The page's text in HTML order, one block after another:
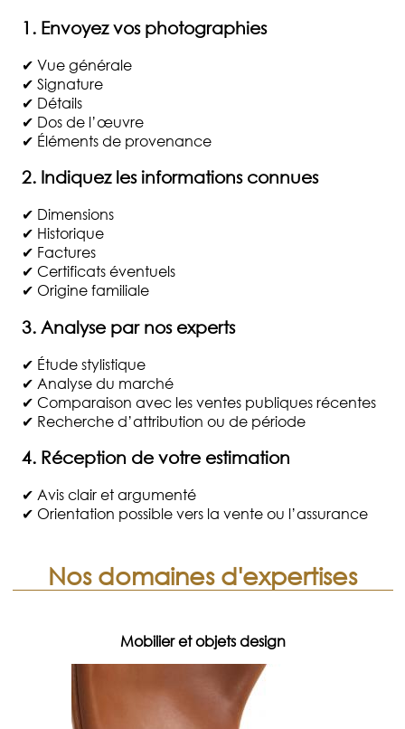
1. Envoyez vos photographies
✔ Vue générale
✔ Signature
✔ Détails
✔ Dos de l’œuvre
✔ Éléments de provenance
2. Indiquez les informations connues
✔ Dimensions
✔ Historique
✔ Factures
✔ Certificats éventuels
✔ Origine familiale
3. Analyse par nos experts
✔ Étude stylistique
✔ Analyse du marché
✔ Comparaison avec les ventes publiques récentes
✔ Recherche d’attribution ou de période
4. Réception de votre estimation
✔ Avis clair et argumenté
✔ Orientation possible vers la vente ou l’assurance
Nos domaines d'expertises
Mobilier et objets design